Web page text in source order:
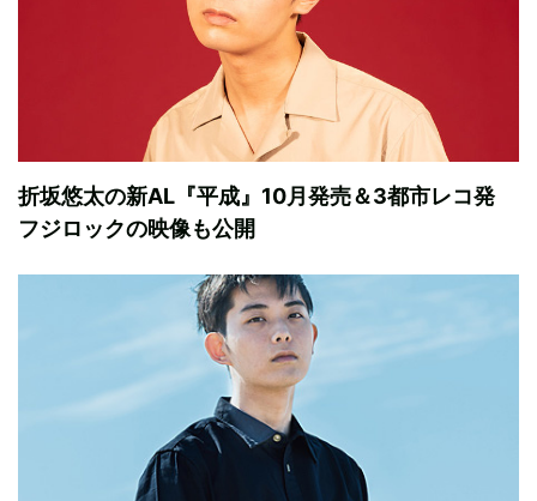
折坂悠太の新AL『平成』10月発売＆3都市レコ発
フジロックの映像も公開